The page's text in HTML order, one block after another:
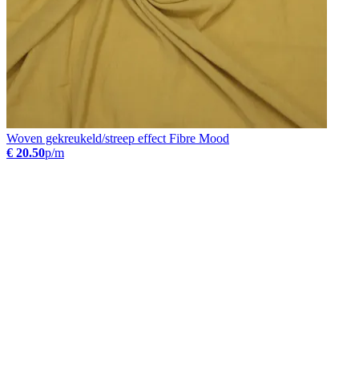
Woven gekreukeld/streep effect Fibre Mood
€ 20.50p/m